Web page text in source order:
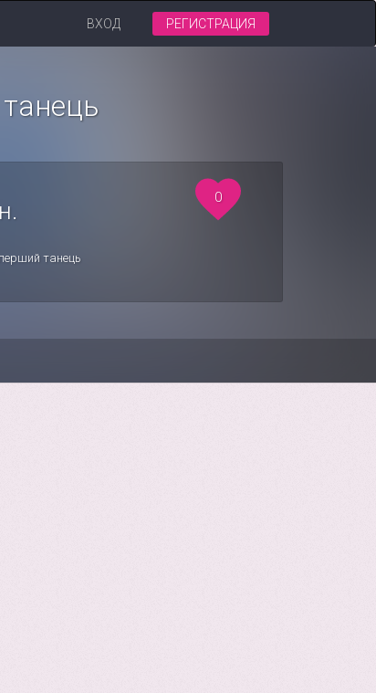
ВХОД РЕГИСТРАЦИЯ
танець
0